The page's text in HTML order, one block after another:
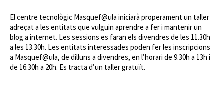
El centre tecnològic Masquef@ula iniciarà properament un taller
adreçat a les entitats que vulguin aprendre a fer i mantenir un
blog a internet. Les sessions es faran els divendres de les 11.30h
a les 13.30h. Les entitats interessades poden fer les inscripcions
a Masquef@ula, de dilluns a divendres, en l’horari de 9.30h a 13h i
de 16.30h a 20h. Es tracta d’un taller gratuït.